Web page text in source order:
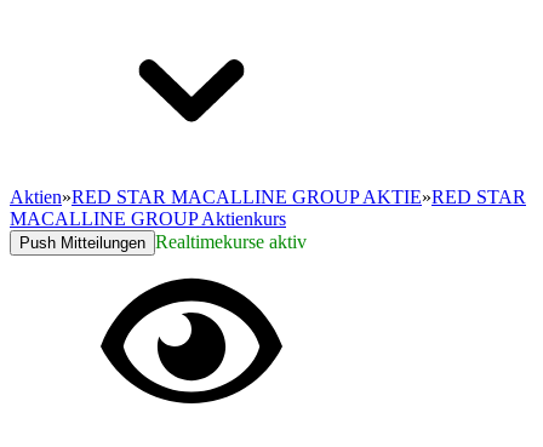
Aktien»RED STAR MACALLINE GROUP AKTIE»RED STAR
MACALLINE GROUP Aktienkurs
Push Mitteilungen Realtimekurse aktiv